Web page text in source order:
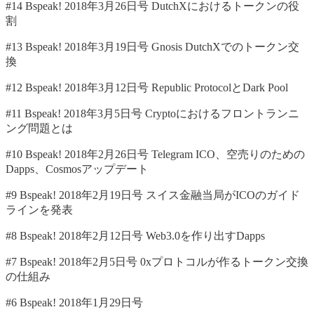
#14 Bspeak! 2018年3月26日号 DutchXにおけるトークンの役
割
#13 Bspeak! 2018年3月19日号 Gnosis DutchXでのトークン交
換
#12 Bspeak! 2018年3月12日号 Republic ProtocolとDark Pool
#11 Bspeak! 2018年3月5日号 Cryptoにおけるフロントランニ
ング問題とは
#10 Bspeak! 2018年2月26日号 Telegram ICO、空売りのための
Dapps、Cosmosアップデート
#9 Bspeak! 2018年2月19日号 スイス金融当局がICOのガイド
ラインを発表
#8 Bspeak! 2018年2月12日号 Web3.0を作り出すDapps
#7 Bspeak! 2018年2月5日号 0xプロトコルが作るトークン交換
の仕組み
#6 Bspeak! 2018年1月29日号